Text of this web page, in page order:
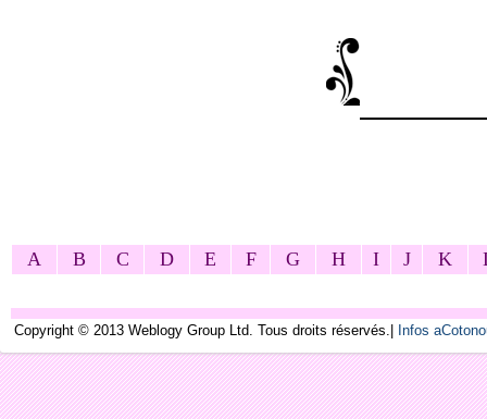
A B C D E F G H I J K
Copyright © 2013 Weblogy Group Ltd. Tous droits réservés.| Infos